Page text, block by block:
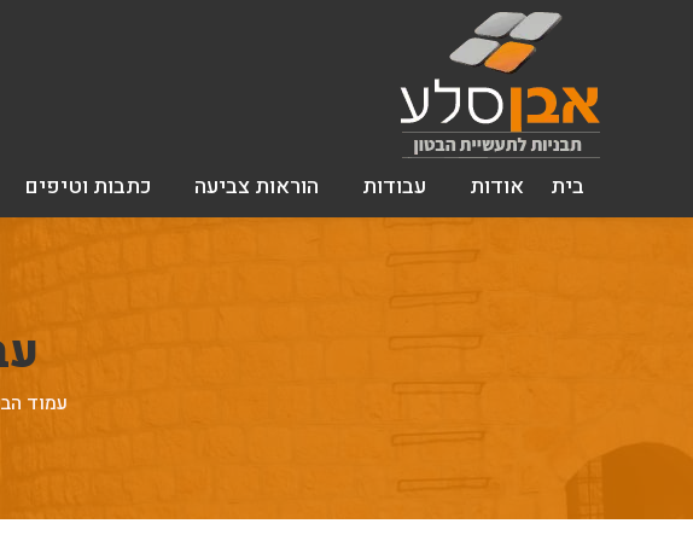
בית אודות עבודות הוראות צביעה כתבות וטיפים
here:
עמוד